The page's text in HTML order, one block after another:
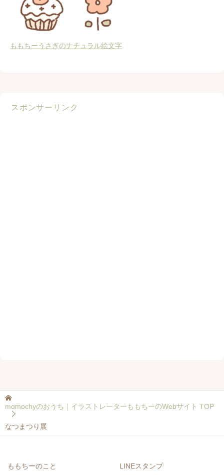
ももちーうさぎのナチュラル絵文字
スポンサーリンク
momochyのおうち｜イラストレーターももちーのWebサイト TOP
なつまつり展
ももちーのこと LINEスタンプ